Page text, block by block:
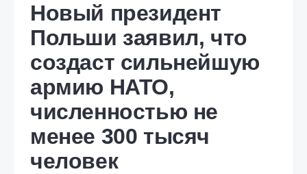
Новый президент
Польши заявил, что
создаст сильнейшую
армию НАТО,
численностью не
менее 300 тысяч
человек